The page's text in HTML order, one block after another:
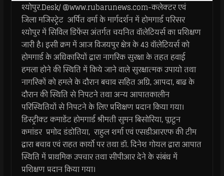
श्योपुर.Desk/ @www.rubarunews.com-कलेक्टर एवं
जिला मजिस्ट्रेट अर्पित वर्मा के मार्गदर्शन में होमगार्ड परिसर
श्योपुर में सिविल डिफेंस अंतर्गत चयनित वॉलेटियर्स का प्रशिक्षण
जारी है। इसी क्रम में आज विजयपुर क्षेत्र के 43 वॉलेटियर्स को
होमगार्ड के अधिकारियों द्वारा नागरिक सुरक्षा के तहत हवाई
हमला होने की स्थिति में किये जाने वाले सुरक्षात्मक उपायो तथा
नागरिकों को हमले के दौरान बचाव सहित अग्नि, आपदा, बाढ के
दौरान की स्थिति से निपटने तथा अन्य आपातकालीन
परिस्थितियों से निपटने के लिए प्रशिक्षण प्रदान किया गया।
डिस्ट्रीक्ट कमाडेंट होमगार्ड श्रीमती सुमन बिसोरिया, प्लाटून
कमांडर प्रमोद डंडोतिया, राहुल शर्मा एवं एसडीआरएफ की टीम
द्वारा बचाव एवं राहत कार्यो पर तथा डॉ. दिनेश गोयल द्वारा आपात
स्थिति में प्राथमिक उपचार तथा सीपीआर देने के संबंध में
प्रशिक्षण प्रदान किया गया।